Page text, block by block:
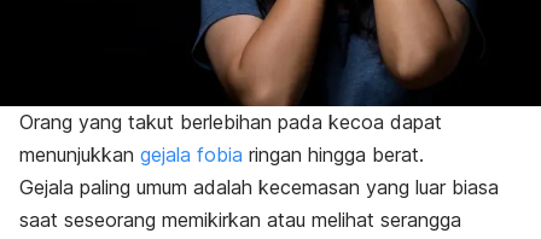
Orang yang takut berlebihan pada kecoa dapat
menunjukkan gejala fobia ringan hingga berat.
Gejala paling umum adalah kecemasan yang luar biasa
saat seseorang memikirkan atau melihat serangga